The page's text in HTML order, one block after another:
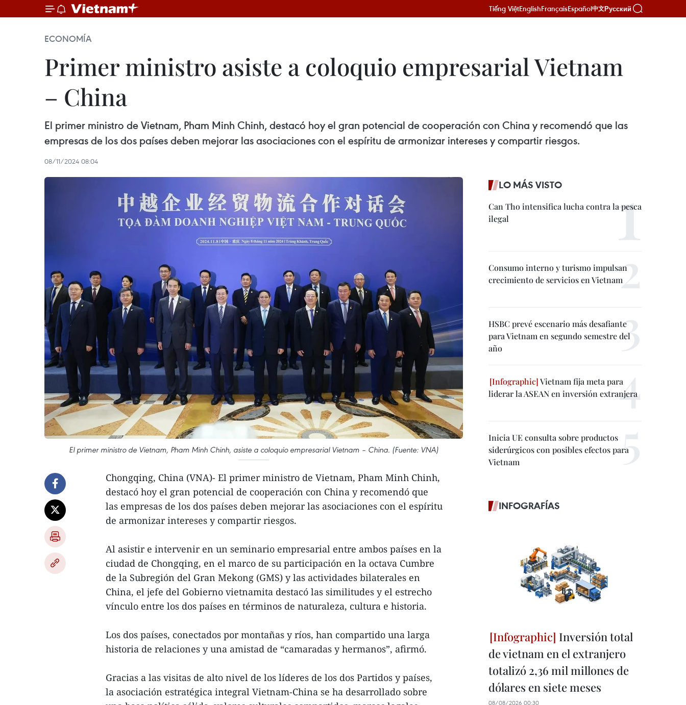
Tiếng ViệtEnglishFrançaisEspañol中文Русский
ECONOMÍA
Primer ministro asiste a coloquio empresarial Vietnam
– China
El primer ministro de Vietnam, Pham Minh Chinh, destacó hoy el gran potencial de cooperación con China y recomendó que las
empresas de los dos países deben mejorar las asociaciones con el espíritu de armonizar intereses y compartir riesgos.
08/11/2024 08:04
El primer ministro de Vietnam, Pham Minh Chinh, asiste a coloquio empresarial Vietnam – China. (Fuente: VNA)
Chongqing, China (VNA)- El primer ministro de Vietnam, Pham Minh Chinh,
destacó hoy el gran potencial de cooperación con China y recomendó que
las empresas de los dos países deben mejorar las asociaciones con el espíritu
de armonizar intereses y compartir riesgos.
Al asistir e intervenir en un seminario empresarial entre ambos países en la
ciudad de Chongqing, en el marco de su participación en la octava Cumbre
de la Subregión del Gran Mekong (GMS) y las actividades bilaterales en
China, el jefe del Gobierno vietnamita destacó las similitudes y el estrecho
vínculo entre los dos países en términos de naturaleza, cultura e historia.
Los dos países, conectados por montañas y ríos, han compartido una larga
historia de relaciones y una amistad de “camaradas y hermanos”, afirmó.
Gracias a las visitas de alto nivel de los líderes de los dos Partidos y países,
la asociación estratégica integral Vietnam-China se ha desarrollado sobre
LO MÁS VISTO
Can Tho intensifica lucha contra la pesca
ilegal
Consumo interno y turismo impulsan
crecimiento de servicios en Vietnam
HSBC prevé escenario más desafiante
para Vietnam en segundo semestre del
año
Vietnam fija meta para
liderar la ASEAN en inversión extranjera
Inicia UE consulta sobre productos
siderúrgicos con posibles efectos para
Vietnam
INFOGRAFÍAS
Inversión total
de vietnam en el extranjero
totalizó 2,36 mil millones de
dólares en siete meses
08/08/2026 00:30